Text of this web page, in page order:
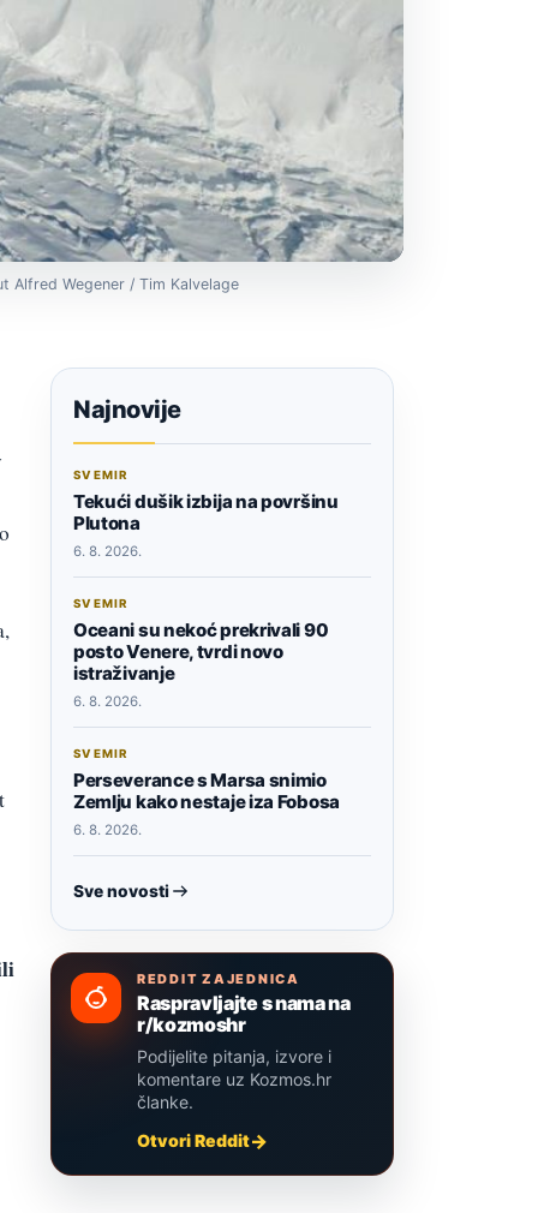
Alfred Wegener / Tim Kalvelage
Najnovije
SVEMIR
Tekući dušik izbija na površinu
Plutona
6. 8. 2026.
SVEMIR
Oceani su nekoć prekrivali 90
posto Venere, tvrdi novo
istraživanje
6. 8. 2026.
SVEMIR
Perseverance s Marsa snimio
Zemlju kako nestaje iza Fobosa
6. 8. 2026.
Sve novosti
REDDIT ZAJEDNICA
Raspravljajte s nama na
r/kozmoshr
Podijelite pitanja, izvore i
komentare uz Kozmos.hr
članke.
Otvori Reddit